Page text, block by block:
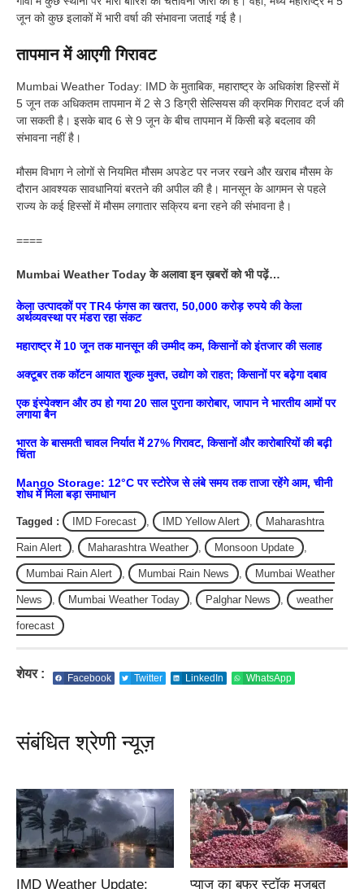
जून को कुछ इलाकों में भारी वर्षा की संभावना जताई गई है।
तापमान में आएगी गिरावट
Mumbai Weather Today: IMD के मुताबिक, महाराष्ट्र के अधिकांश हिस्सों में
5 जून तक अधिकतम तापमान में 2 से 3 डिग्री सेल्सियस की क्रमिक गिरावट दर्ज की
जा सकती है। इसके बाद 6 से 9 जून के बीच तापमान में किसी बड़े बदलाव की
संभावना नहीं है।
मौसम विभाग ने लोगों से नियमित मौसम अपडेट पर नजर रखने और खराब मौसम के
दौरान आवश्यक सावधानियां बरतने की अपील की है। मानसून के आगमन से पहले
राज्य के कई हिस्सों में मौसम लगातार सक्रिय बना रहने की संभावना है।
====
Mumbai Weather Today के अलावा इन ख़बरों को भी पढ़ें…
केला उत्पादकों पर TR4 फंगस का खतरा, 50,000 करोड़ रुपये की केला
अर्थव्यवस्था पर मंडरा रहा संकट
महाराष्ट्र में 10 जून तक मानसून की उम्मीद कम, किसानों को इंतजार की सलाह
अक्टूबर तक कॉटन आयात शुल्क मुक्त, उद्योग को राहत; किसानों पर बढ़ेगा दबाव
एक इंस्पेक्शन और ठप हो गया 20 साल पुराना कारोबार, जापान ने भारतीय आमों पर
लगाया बैन
भारत के बासमती चावल निर्यात में 27% गिरावट, किसानों और कारोबारियों की बढ़ी
चिंता
Mango Storage: 12°C पर स्टोरेज से लंबे समय तक ताजा रहेंगे आम, चीनी
शोध में मिला बड़ा समाधान
Tagged : IMD Forecast , IMD Yellow Alert , Maharashtra
Rain Alert , Maharashtra Weather , Monsoon Update ,
Mumbai Rain Alert , Mumbai Rain News , Mumbai Weather
News , Mumbai Weather Today , Palghar News , weather
forecast
शेयर : Facebook Twitter LinkedIn WhatsApp
संबंधित श्रेणी न्यूज़
IMD Weather Update:
प्याज का बफर स्टॉक मजबूत